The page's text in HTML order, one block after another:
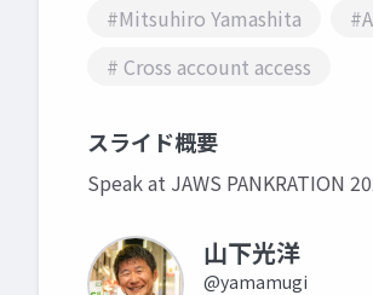
#Mitsuhiro Yamashita
# Cross account access
スライド概要
Speak at JAWS PANKRATION
山下光洋
@yamamugi